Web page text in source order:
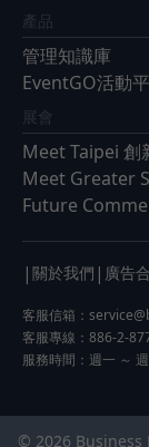
產品
管理知識庫
EventGO活動
展會
Meet Taipei 創
Meet Greater
Future
| 關於我們 | 廣告
客服信箱：
客服專線：886-2-
服務時間：週一 ～
© 2026 Business